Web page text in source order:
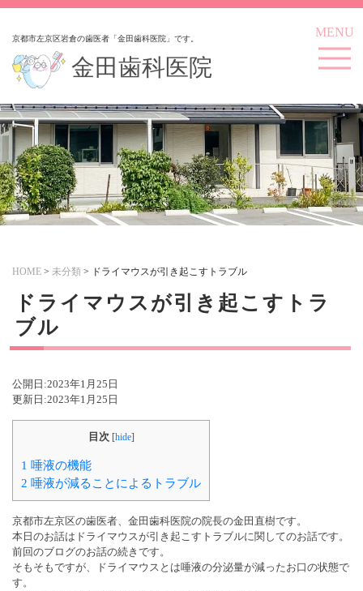
京都市左京区岩倉の歯医者「金田歯科医院」です。
金田歯科医院
MENU
HOME > 未分類 > ドライマウスが引き起こすトラブル
ドライマウスが引き起こすトラ
ブル
公開日:2023年1月25日
更新日:2023年1月25日
目次 [hide]
1 唾液の機能
2 唾液が減ることによるトラブル
京都市左京区の歯医者、金田歯科医院の院長の金田直樹です。
本日のお話はドライマウスが引き起こすトラブルに関してのお話です。
前回のブログのお話の続きです。
そもそもですが、ドライマウスとは唾液の分泌量が減ったお口の状態で
す。